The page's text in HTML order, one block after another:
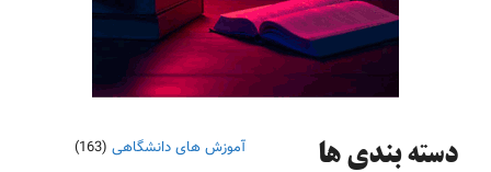
دسته‌ بندی ها آموزش های دانشگاهی (163)